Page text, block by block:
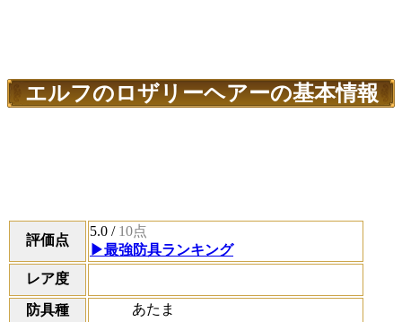
エルフのロザリーヘアーの基本情報
評価点
5.0 / 10点
▶最強防具ランキング
レア度
防具種
あたま